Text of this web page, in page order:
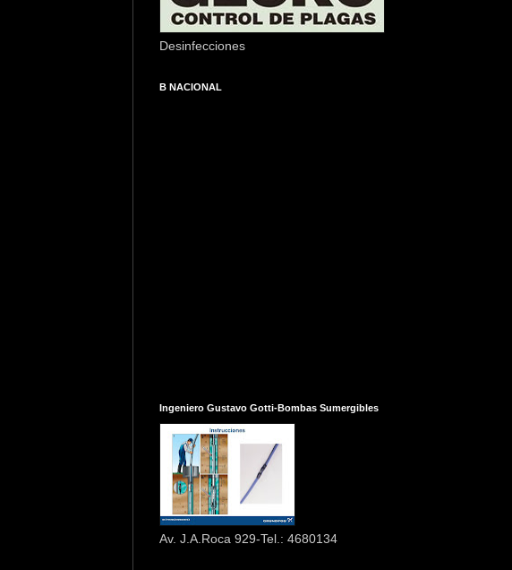
Desinfecciones
B NACIONAL
Ingeniero Gustavo Gotti-Bombas Sumergibles
Av. J.A.Roca 929-Tel.: 4680134